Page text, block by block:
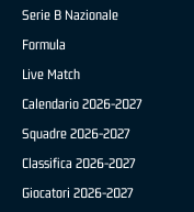
Serie B Nazionale
Formula
Live Match
Calendario 2026-2027
Squadre 2026-2027
Classifica 2026-2027
Giocatori 2026-2027